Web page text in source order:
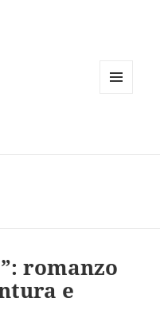
romanzo
e